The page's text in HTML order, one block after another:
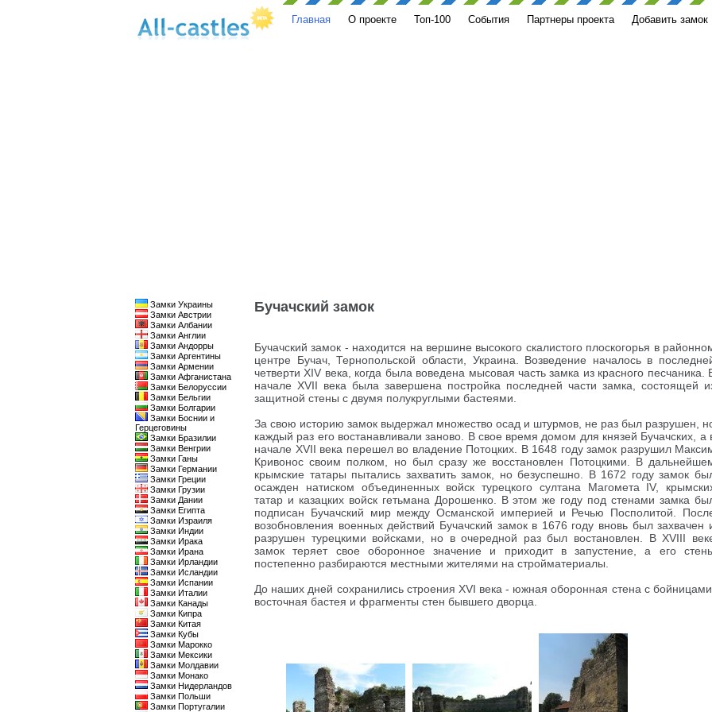
Главная О проекте Топ-100 События Партнеры проекта Добавить замок
Замки Украины
Замки Австрии
Замки Албании
Замки Англии
Замки Андорры
Замки Аргентины
Замки Армении
Замки Афганистана
Замки Белоруссии
Замки Бельгии
Замки Болгарии
Замки Боснии и
Герцеговины
Замки Бразилии
Замки Венгрии
Замки Ганы
Замки Германии
Замки Греции
Замки Грузии
Замки Дании
Замки Египта
Замки Израиля
Замки Индии
Замки Ирака
Замки Ирана
Замки Ирландии
Замки Исландии
Замки Испании
Замки Италии
Замки Канады
Замки Кипра
Замки Китая
Замки Кубы
Замки Марокко
Замки Мексики
Замки Молдавии
Замки Монако
Замки Нидерландов
Замки Польши
Замки Португалии
Бучачский замок
Бучачский замок - находится на вершине высокого скалистого плоскогорья в
центре Бучач, Тернопольской области, Украина. Возведение началось в
четверти XIV века, когда была воведена мысовая часть замка из красного песчаника.
начале XVII века была завершена постройка последней части замка, состоящей
защитной стены с двумя полукруглыми бастеями.
За свою историю замок выдержал множество осад и штурмов, не раз был разрушен,
каждый раз его востанавливали заново. В свое время домом для князей Бучачских, а
начале XVII века перешел во владение Потоцких. В 1648 году замок разрушил
Кривонос своим полком, но был сразу же восстановлен Потоцкими. В
крымские татары пытались захватить замок, но безуспешно. В 1672 году замок
осажден натиском объединенных войск турецкого султана Магомета IV,
татар и казацких войск гетьмана Дорошенко. В этом же году под стенами замка
подписан Бучачский мир между Османской империей и Речью Посполитой.
возобновления военных действий Бучачский замок в 1676 году вновь был захвачен
разрушен турецкими войсками, но в очередной раз был востановлен. В XVIII
замок теряет свое оборонное значение и приходит в запустение, а его
постепенно разбираются местными жителями на стройматериалы.
До наших дней сохранились строения XVI века - южная оборонная стена с
восточная бастея и фрагменты стен бывшего дворца.